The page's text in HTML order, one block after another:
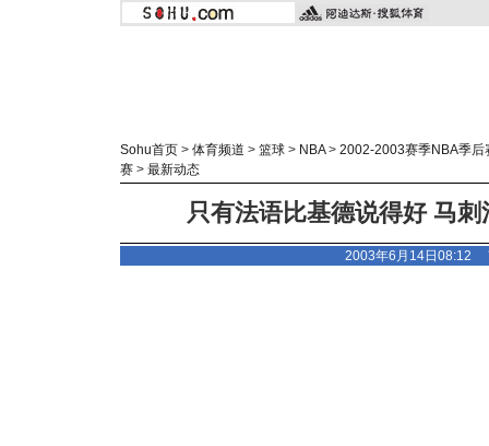
Sohu首页 > 体育频道 > 篮球 > NBA> 2002-2003赛季NBA季后
赛 > 最新动态
只有法语比基德说得好 马
2003年6月14日08:12